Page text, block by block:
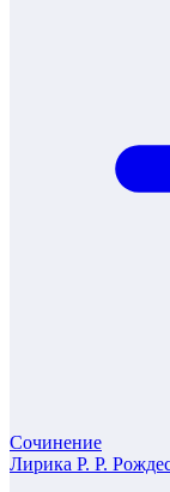
Сочинение
Лирика Р. Р.